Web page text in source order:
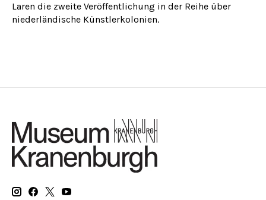
Laren die zweite Veröffentlichung in der Reihe über
niederländische Künstlerkolonien.